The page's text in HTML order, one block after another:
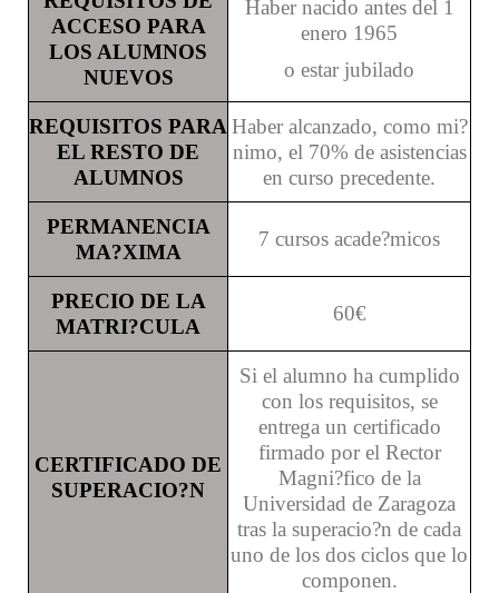
ACCESO PARA
LOS ALUMNOS
NUEVOS
Haber nacido antes del 1
enero 1965
o estar jubilado
REQUISITOS PARA
EL RESTO DE
ALUMNOS
Haber alcanzado, como mi?
nimo, el 70% de asistencias
en curso precedente.
PERMANENCIA
MA?XIMA
7 cursos acade?micos
PRECIO DE LA
MATRI?CULA
60€
CERTIFICADO DE
SUPERACIO?N
Si el alumno ha cumplido
con los requisitos, se
entrega un certificado
firmado por el Rector
Magni?fico de la
Universidad de Zaragoza
tras la superacio?n de cada
uno de los dos ciclos que lo
componen.